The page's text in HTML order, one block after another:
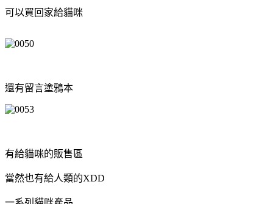
可以買回家給貓咪
還有留言塗鴉本
有給貓咪的販售區
當然也有給人類的XDD